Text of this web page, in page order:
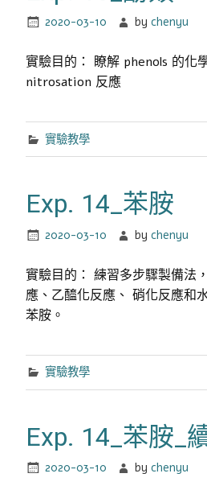
2020-03-10 bychenyu
實驗目的： 瞭解 phenols 的化
nitrosation 反應
實驗教學
Exp. 14_苯胺
2020-03-10 bychenyu
實驗目的： 練習多步驟製備法
應、乙醯化反應、 硝化反應和
苯胺。
實驗教學
Exp. 14_苯胺_
2020-03-10 bychenyu